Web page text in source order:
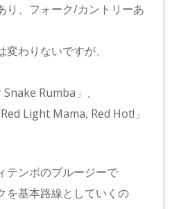
り、フォーク/カントリーあ
わりないですが、
Rumba」、
Light Mama, Red Hot!」
テンポのブルージーで
を基本路線としていくの